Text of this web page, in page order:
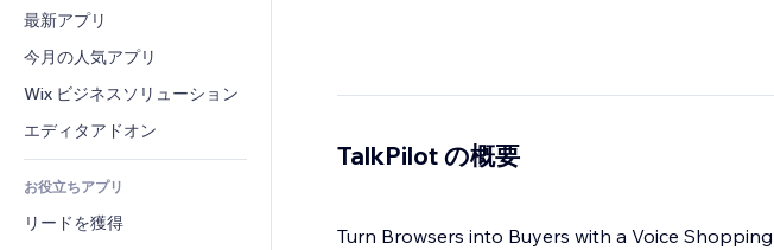
コンバージョン
倉庫管理ソリューション
ドロップシッピング
食品・飲料
PDF
ファイル共有
ニュース
画像効果
ボタン・メニュー
バナー・バッジ
電卓
検索
天気
チャート・テーブル
チャット
コメント
電話
コミュニティィ
レビュー・お客さまの声
CRM
最新アプリ
今月の人気アプリ
Wix ビジネスソリューション
エディタアドオン
お役立ちアプリ
リードを獲得
TalkPilot の概要
Turn Browsers into Buyers with a Voice